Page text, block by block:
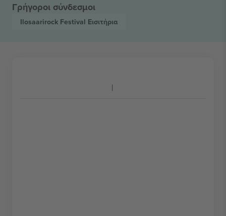
Γρήγοροι σύνδεσμοι
Ilosaarirock Festival Εισιτήρια